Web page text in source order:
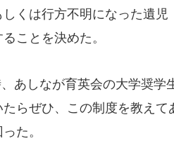
しくは行方不明になった遺
ことを決めた。
あしなが育英会の大学奨学
たらぜひ、この制度を教え
た。